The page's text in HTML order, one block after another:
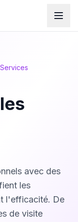
avec des
les
l'efficacité. De
de visite